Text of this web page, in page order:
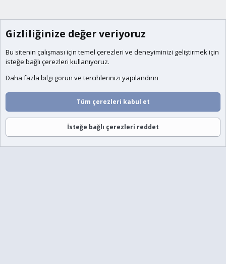
Gizliliğinize değer veriyoruz
Bu sitenin çalışması için temel çerezleri ve deneyiminizi geliştirmek için
isteğe bağlı çerezleri kullanıyoruz.
Daha fazla bilgi görün ve tercihlerinizi yapılandırın
Tüm çerezleri kabul et
İsteğe bağlı çerezleri reddet